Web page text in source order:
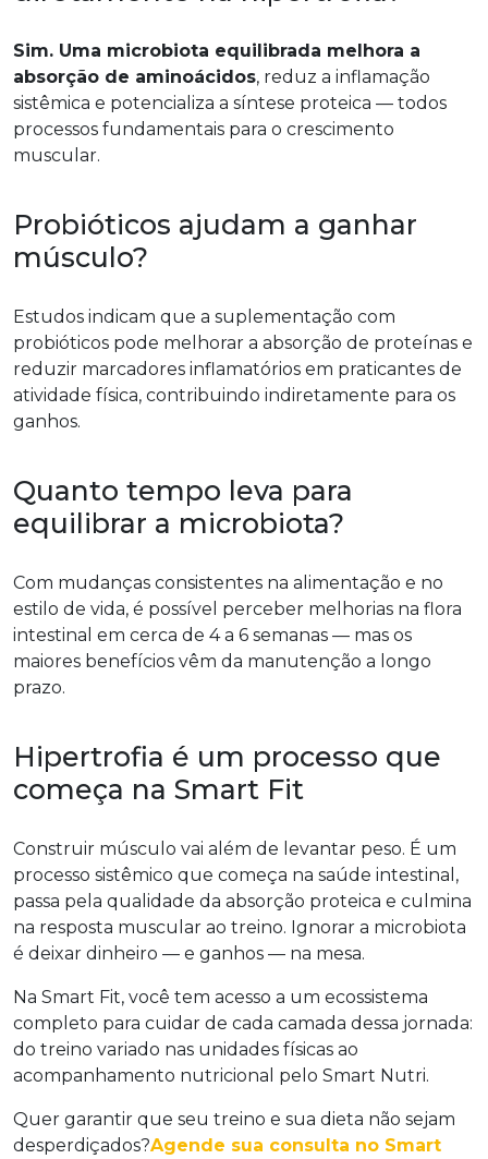
Sim. Uma microbiota equilibrada melhora a
absorção de aminoácidos, reduz a inflamação
sistêmica e potencializa a síntese proteica — todos
processos fundamentais para o crescimento
muscular.
Probióticos ajudam a ganhar
músculo?
Estudos indicam que a suplementação com
probióticos pode melhorar a absorção de proteínas e
reduzir marcadores inflamatórios em praticantes de
atividade física, contribuindo indiretamente para os
ganhos.
Quanto tempo leva para
equilibrar a microbiota?
Com mudanças consistentes na alimentação e no
estilo de vida, é possível perceber melhorias na flora
intestinal em cerca de 4 a 6 semanas — mas os
maiores benefícios vêm da manutenção a longo
prazo.
Hipertrofia é um processo que
começa na Smart Fit
Construir músculo vai além de levantar peso. É um
processo sistêmico que começa na saúde intestinal,
passa pela qualidade da absorção proteica e culmina
na resposta muscular ao treino. Ignorar a microbiota
é deixar dinheiro — e ganhos — na mesa.
Na Smart Fit, você tem acesso a um ecossistema
completo para cuidar de cada camada dessa jornada:
do treino variado nas unidades físicas ao
acompanhamento nutricional pelo Smart Nutri.
Quer garantir que seu treino e sua dieta não sejam
desperdiçados?Agende sua consulta no Smart